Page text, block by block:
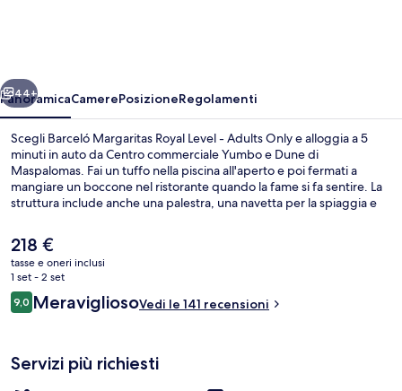
Adults
Only
Avanti
44+
PanoramicaCamerePosizioneRegolamenti
Scegli Barceló Margaritas Royal Level - Adults Only e alloggia a 5
minuti in auto da Centro commerciale Yumbo e Dune di
Maspalomas. Fai un tuffo nella piscina all'aperto e poi fermati a
mangiare un boccone nel ristorante quando la fame si fa sentire. La
struttura include anche una palestra, una navetta per la spiaggia e
della struttura.
Il
prezzo
attuale
è
218 €
218 €
tasse e oneri inclusi
1 set - 2 set
Recensioni
9,09,0 su 10
MeravigliosoVedi le 141 recensioni
Servizi più richiesti